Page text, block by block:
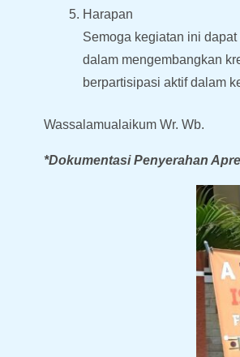
Harapan
Semoga kegiatan ini
dalam mengembangkan
berpartisipasi aktif dalam
Wassalamualaikum Wr. Wb.
*Dokumentasi Penyerahan